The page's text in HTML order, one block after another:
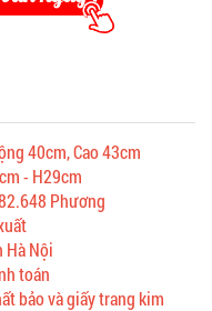
40cm, Cao 43cm
- H29cm
Phương
Nội
toán
bảo và giấy trang kim